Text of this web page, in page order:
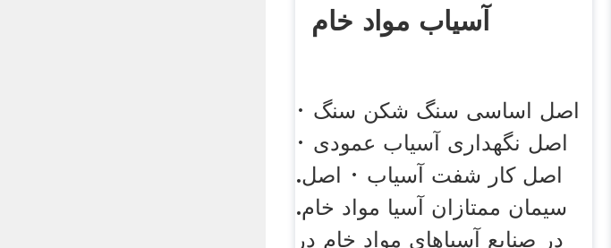
آسیاب مواد خام
اصل اساسی سنگ شکن سنگ ·
اصل نگهداری آسیاب عمودی ·
اصل کار شفت آسیاب · اصل.
سیمان ممتازان آسیا مواد خام.
در صنایع آسیاهای مواد خام در